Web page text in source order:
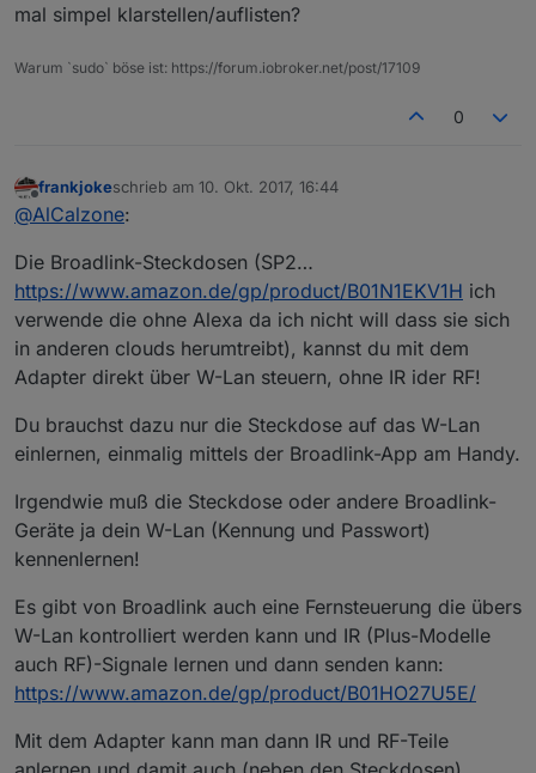
mal simpel klarstellen/auflisten?
Warum `sudo` böse ist: https://forum.iobroker.net/post/17109
0
Offline
frankjokeschrieb am 10. Okt. 2017, 16:44
zuletzt editiert von
@AlCalzone:
Die Broadlink-Steckdosen (SP2…
https://www.amazon.de/gp/product/B01N1EKV1H ich
verwende die ohne Alexa da ich nicht will dass sie sich
in anderen clouds herumtreibt), kannst du mit dem
Adapter direkt über W-Lan steuern, ohne IR ider RF!
Du brauchst dazu nur die Steckdose auf das W-Lan
einlernen, einmalig mittels der Broadlink-App am Handy.
Irgendwie muß die Steckdose oder andere Broadlink-
Geräte ja dein W-Lan (Kennung und Passwort)
kennenlernen!
Es gibt von Broadlink auch eine Fernsteuerung die übers
W-Lan kontrolliert werden kann und IR (Plus-Modelle
auch RF)-Signale lernen und dann senden kann:
https://www.amazon.de/gp/product/B01HO27U5E/
Mit dem Adapter kann man dann IR und RF-Teile